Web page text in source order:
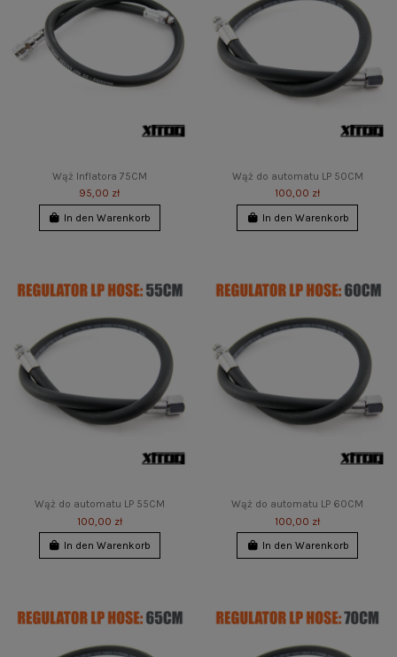
Wąż Inflatora 75CM
95,00 zł
In den Warenkorb
Wąż do automatu LP 50CM
100,00 zł
In den Warenkorb
Wąż do automatu LP 55CM
100,00 zł
In den Warenkorb
Wąż do automatu LP 60CM
100,00 zł
In den Warenkorb